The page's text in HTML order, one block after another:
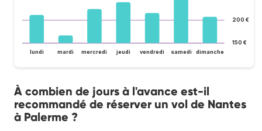
150 €
200 €
lundi mardi mercredi jeudi vendredi samedi dimanche
À combien de jours à l'avance est-il
recommandé de réserver un vol de Nantes
à Palerme ?